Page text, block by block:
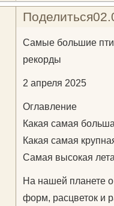
Поделиться
Самые большие
рекорды
2 апреля 2025
Оглавление
Какая самая
Какая самая
Самая высокая
На нашей планете
форм, расцветок и